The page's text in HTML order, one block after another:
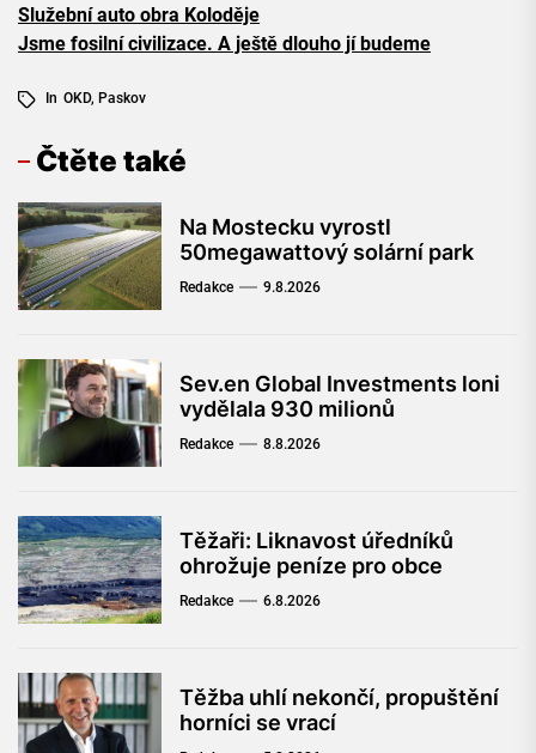
Služební auto obra Koloděje
Jsme fosilní civilizace. A ještě dlouho jí budeme
In OKD, Paskov
Čtěte také
Na Mostecku vyrostl
50megawattový solární park
Redakce 9.8.2026
Sev.en Global Investments loni
vydělala 930 milionů
Redakce 8.8.2026
Těžaři: Liknavost úředníků
ohrožuje peníze pro obce
Redakce 6.8.2026
Těžba uhlí nekončí, propuštění
horníci se vrací